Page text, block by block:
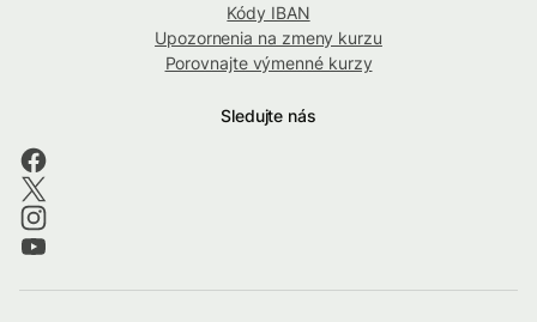
Kódy IBAN
Upozornenia na zmeny kurzu
Porovnajte výmenné kurzy
Sledujte nás